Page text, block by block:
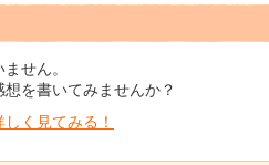
せん。
を書いてみませんか？
しく見てみる！